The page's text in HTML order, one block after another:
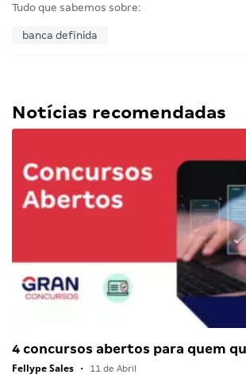
Tudo que sabemos sobre:
banca definida
Notícias recomendadas
4 concursos abertos para quem
Fellype Sales • 11 de Abril